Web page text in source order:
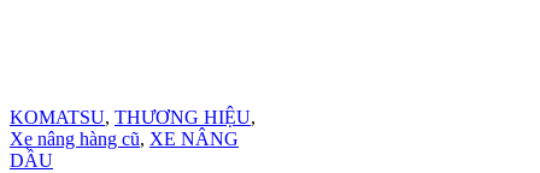
KOMATSU, THƯƠNG HIỆU,
Xe nâng hàng cũ, XE NÂNG
DẦU